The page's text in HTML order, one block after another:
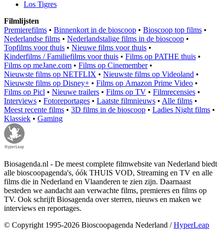
Los Tigres
Filmlijsten
Premierefilms • Binnenkort in de bioscoop • Bioscoop top films •
Nederlandse films • Nederlandstalige films in de bioscoop •
Topfilms voor thuis • Nieuwe films voor thuis •
Kinderfilms / Familiefilms voor thuis • Films op PATHE thuis •
Films op meJane.com • Films op Cinemember•
Nieuwste films op NETFLIX • Nieuwste films op Videoland •
Nieuwste films op Disney+ • Films op Amazon Prime Video •
Films op Picl • Nieuwe trailers • Films op TV • Filmrecensies •
Interviews • Fotoreportages • Laatste filmnieuws • Alle films •
Meest recente films • 3D films in de bioscoop • Ladies Night films •
Klassiek • Gaming
Biosagenda.nl - De meest complete filmwebsite van Nederland biedt
alle bioscoopagenda's, óók THUIS VOD, Streaming en TV en alle
films die in Nederland en Vlaanderen te zien zijn. Daarnaast
besteden we aandacht aan verwachte films, premieres en films op
TV. Ook schrijft Biosagenda over sterren, nieuws en maken we
interviews en reportages.
© Copyright 1995-2026 Bioscoopagenda Nederland /HyperLeap